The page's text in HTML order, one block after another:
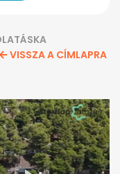
VISSZA A CÍMLAPRA